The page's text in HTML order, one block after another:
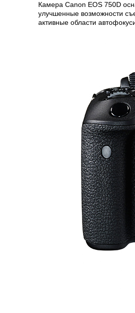
Камера Canon EOS 750D
улучшенные возможности
активные области